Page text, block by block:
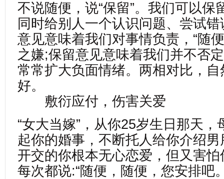
不说随便，说“保留”。我们可以保
同时给别人一个认识问题、尝试
意见意味着我们对事情负责，“随
之嫌;保留意见意味着我们并不否
常常扩大负面情绪。两相对比，自
好。
敷衍应付，伤害关爱
“女大当嫁”，从你25岁生日那天，
起你的婚事，不断托人给你介绍
开交的你根本无心恋爱，但又害
每次都说:“随便，随便，您安排吧